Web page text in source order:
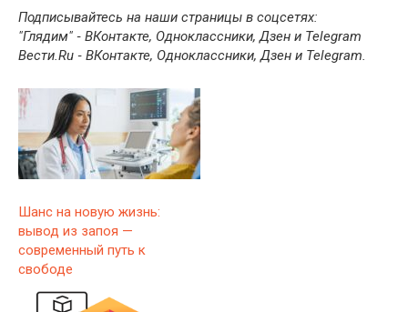
Подписывайтесь на наши страницы в соцсетях:
"Глядим" ‐ ВКонтакте, Одноклассники, Дзен и Telegram
Вести.Ru ‐ ВКонтакте, Одноклассники, Дзен и Telegram.
Шанс на новую жизнь:
вывод из запоя —
современный путь к
свободе